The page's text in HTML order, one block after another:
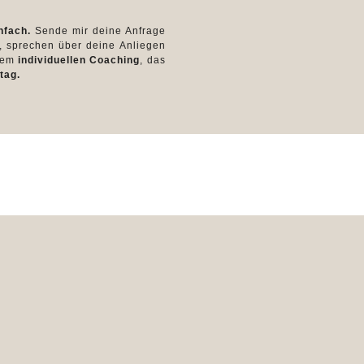
Sende mir deine Anfrage
über deine Anliegen
individuellen Coaching, das